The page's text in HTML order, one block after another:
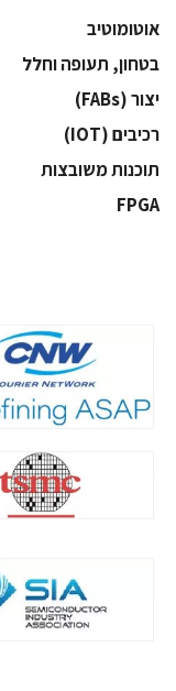
אוטומוטיב
בטחון, תעופה וחלל
‫יצור (‪(FABs‬‬
‫רכיבים‬ (IOT)
‫תוכנות משובצות‬
‫‪FPGA‬‬